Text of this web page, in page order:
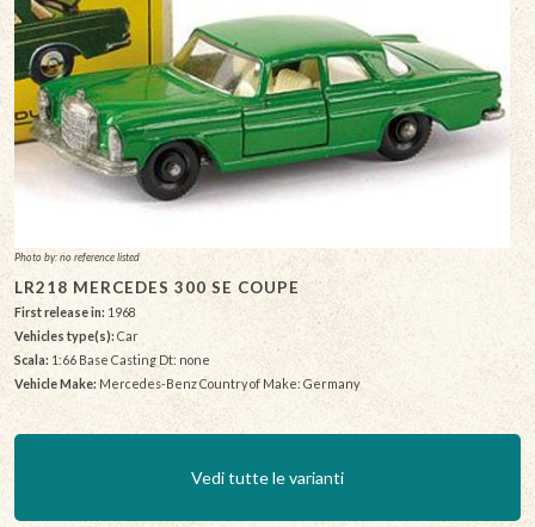
Photo by: no reference listed
LR218 MERCEDES 300 SE COUPE
First release in: 1968
Vehicles type(s): Car
Scala: 1:66 Base Casting Dt: none
Vehicle Make: Mercedes-Benz Country of Make: Germany
Vedi tutte le varianti